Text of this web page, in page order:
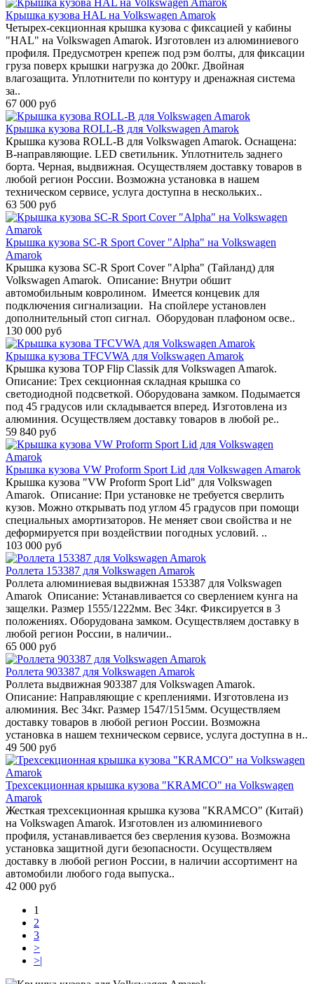
Крышка кузова HAL на Volkswagen Amarok
Четырех-секционная крышка кузова с фиксацией у кабины
"HAL" на Volkswagen Amarok. Изготовлен из алюминиевого
профиля. Предусмотрен крепеж под рэм болты, для фиксации
груза поверх крышки нагрузка до 200кг. Двойная
влагозащита. Уплотнители по контуру и дренажная система
за..
67 000 руб
Крышка кузова ROLL-B для Volkswagen Amarok
Крышка кузова ROLL-B для Volkswagen Amarok. Оснащена:
B-направляющие. LED светильник. Уплотнитель заднего
борта. Черная, выдвижная. Осуществляем доставку товаров в
любой регион России. Возможна установка в нашем
техническом сервисе, услуга доступна в нескольких..
63 500 руб
Крышка кузова SC-R Sport Cover "Alpha" на Volkswagen
Amarok
Крышка кузова SC-R Sport Cover "Alpha" (Тайланд) для
Volkswagen Amarok. Описание: Внутри обшит
автомобильным ковролином. Имеется концевик для
подключения сигнализации. На спойлере установлен
дополнительный стоп сигнал. Оборудован плафоном осве..
130 000 руб
Крышка кузова TFCVWA для Volkswagen Amarok
Крышка кузова TOP Flip Classik для Volkswagen Amarok.
Описание: Трех секционная складная крышка со
светодиодной подсветкой. Оборудована замком. Подымается
под 45 градусов или складывается вперед. Изготовлена из
алюминия. Осуществляем доставку товаров в любой ре..
59 840 руб
Крышка кузова VW Proform Sport Lid для Volkswagen Amarok
Крышка кузова "VW Proform Sport Lid" для Volkswagen
Amarok. Описание: При установке не требуется сверлить
кузов. Можно открывать под углом 45 градусов при помощи
специальных амортизаторов. Не меняет свои свойства и не
деформируется при воздействии погодных условий. ..
103 000 руб
Роллета 153387 для Volkswagen Amarok
Роллета алюминиевая выдвижная 153387 для Volkswagen
Amarok Описание: Устанавливается со сверлением кунга на
защелки. Размер 1555/1222мм. Вес 34кг. Фиксируется в 3
положениях. Оборудована замком. Осуществляем доставку в
любой регион России, в наличии..
65 000 руб
Роллета 903387 для Volkswagen Amarok
Роллета выдвижная 903387 для Volkswagen Amarok.
Описание: Направляющие с креплениями. Изготовлена из
алюминия. Вес 34кг. Размер 1547/1515мм. Осуществляем
доставку товаров в любой регион России. Возможна
установка в нашем техническом сервисе, услуга доступна в н..
49 500 руб
Трехсекционная крышка кузова "KRAMCO" на Volkswagen
Amarok
Жесткая трехсекционная крышка кузова "KRAMCO" (Китай)
на Volkswagen Amarok. Изготовлен из алюминиевого
профиля, устанавливается без сверления кузова. Возможна
установка защитной дуги безопасности. Осуществляем
доставку в любой регион России, в наличии ассортимент на
автомобили любого года выпуска..
42 000 руб
1
2
3
>
>|